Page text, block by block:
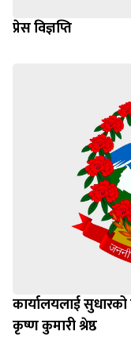
प्रेस विज्ञप्ति
कार्यालयलाई सुधारको
कृष्ण कुमारी श्रेष्ठ